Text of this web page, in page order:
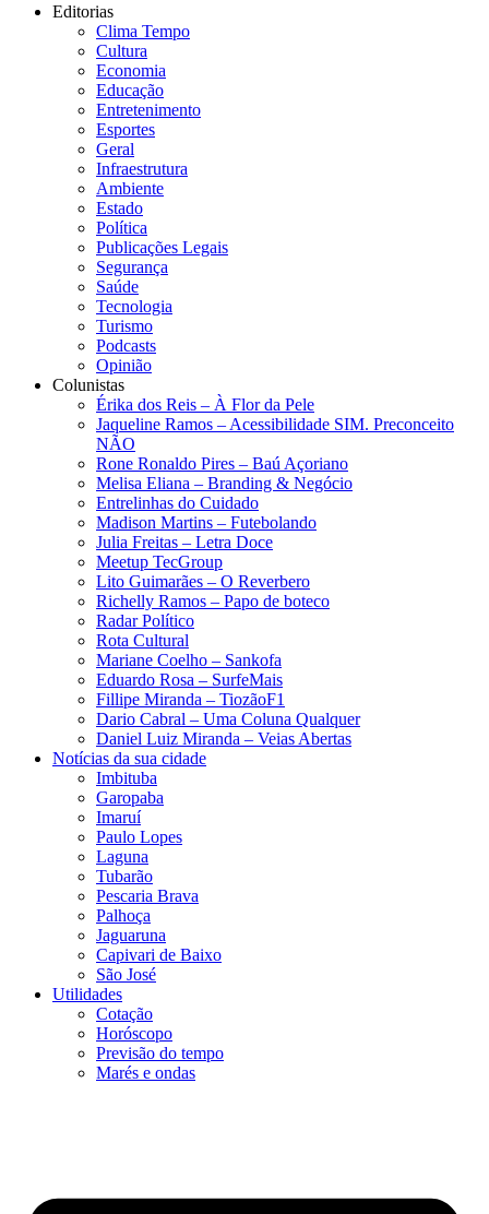
Editorias
Clima Tempo
Cultura
Economia
Educação
Entretenimento
Esportes
Geral
Infraestrutura
Ambiente
Estado
Política
Publicações Legais
Segurança
Saúde
Tecnologia
Turismo
Podcasts
Opinião
Colunistas
Érika dos Reis​ – À Flor da Pele
Jaqueline Ramos – Acessibilidade SIM. Preconceito
NÃO
Rone Ronaldo Pires – Baú Açoriano
Melisa Eliana – Branding & Negócio
Entrelinhas do Cuidado
Madison Martins – Futebolando
Julia Freitas​ – Letra Doce
Meetup TecGroup
Lito Guimarães – O Reverbero
Richelly Ramos​ – Papo de boteco
Radar Político
Rota Cultural
Mariane Coelho – Sankofa
Eduardo Rosa​ – SurfeMais
Fillipe Miranda – TiozãoF1
Dario Cabral – Uma Coluna Qualquer
Daniel Luiz Miranda – Veias Abertas
Notícias da sua cidade
Imbituba
Garopaba
Imaruí
Paulo Lopes
Laguna
Tubarão
Pescaria Brava
Palhoça
Jaguaruna
Capivari de Baixo
São José
Utilidades
Cotação
Horóscopo
Previsão do tempo
Marés e ondas